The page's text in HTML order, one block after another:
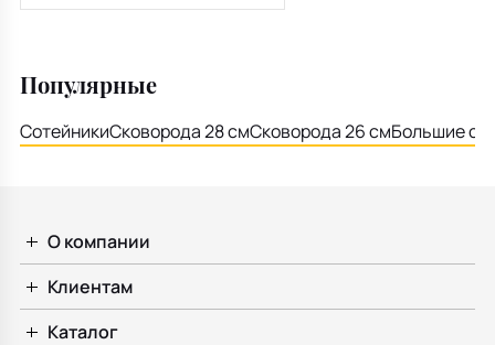
Specials 20 см,
Популярные
СотейникиСковорода 28 смСковорода 26 смБольшие
О компании
Клиентам
Каталог